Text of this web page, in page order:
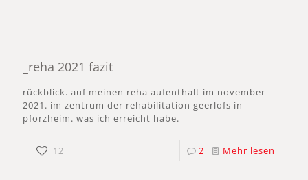
_reha 2021 fazit
rückblick. auf meinen reha aufenthalt im november
2021. im zentrum der rehabilitation geerlofs in
pforzheim. was ich erreicht habe.
12 2 Mehr lesen